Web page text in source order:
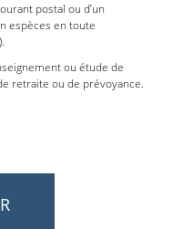
postal ou d’un
espèces en toute
ou étude de
retraite ou de prévoyance.